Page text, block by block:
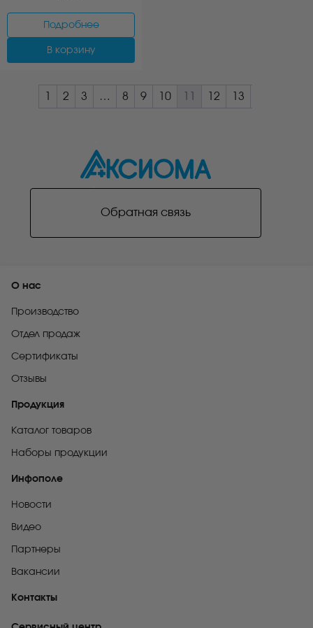
Подробнее
В корзину
2 3 … 8 9 10 12 13
Обратная связь
О нас
Производство
Отдел продаж
Сертификаты
Отзывы
Продукция
Каталог товаров
Наборы продукции
Инфополе
Новости
Видео
Партнеры
Вакансии
Контакты